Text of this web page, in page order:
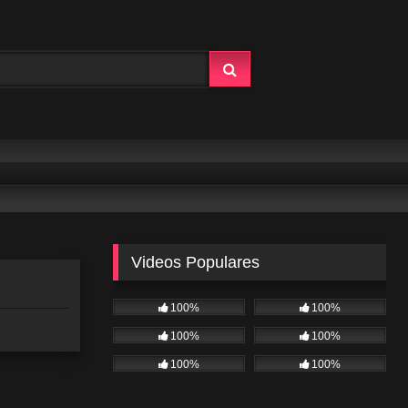
Videos Populares
100% 100%
100% 100%
100% 100%